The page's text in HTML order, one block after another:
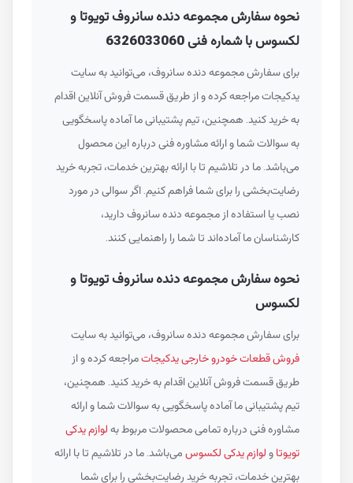
نحوه سفارش مجموعه دنده سانروف تویوتا و
لکسوس با شماره فنی 6326033060
برای سفارش مجموعه دنده سانروف، می‌توانید به سایت
یدکیجات مراجعه کرده و از طریق قسمت فروش آنلاین اقدام
به خرید کنید. همچنین، تیم پشتیبانی ما آماده پاسخگویی
به سوالات شما و ارائه مشاوره فنی درباره این محصول
می‌باشد. ما در تلاشیم تا با ارائه بهترین خدمات، تجربه خرید
رضایت‌بخشی را برای شما فراهم کنیم. اگر سوالی در مورد
نصب یا استفاده از مجموعه دنده سانروف دارید،
کارشناسان ما آماده‌اند تا شما را راهنمایی کنند.
نحوه سفارش مجموعه دنده سانروف تویوتا و
لکسوس
برای سفارش مجموعه دنده سانروف، می‌توانید به سایت
فروش قطعات خودرو خارجی یدکیجاتمراجعه کرده و از
طریق قسمت فروش آنلاین اقدام به خرید کنید. همچنین،
تیم پشتیبانی ما آماده پاسخگویی به سوالات شما و ارائه
مشاوره فنی درباره تمامی محصولات مربوط بهلوازم یدکی
تویوتاولوازم یدکی لکسوسمی‌باشد. ما در تلاشیم تا با ارائه
بهترین خدمات، تجربه خرید رضایت‌بخشی را برای شما